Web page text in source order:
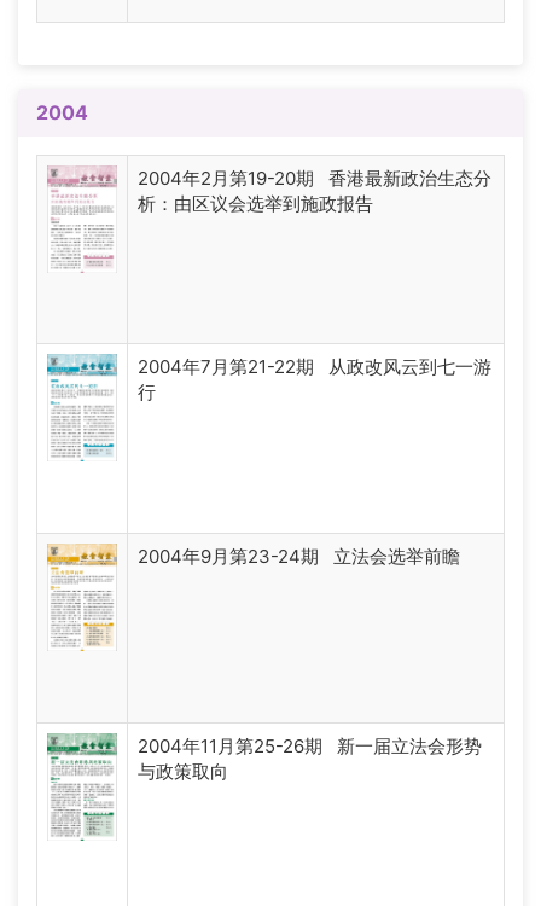
2004
2004年2月第19-20期 香港最新政治生态分
析：由区议会选举到施政报告
2004年7月第21-22期 从政改风云到七一游
行
2004年9月第23-24期 立法会选举前瞻
2004年11月第25-26期 新一届立法会形势
与政策取向